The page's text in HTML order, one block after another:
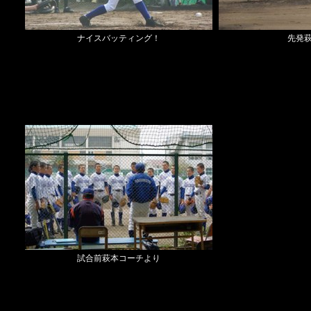
ナイスバッティング！ 先発
試合前萩本コーチより